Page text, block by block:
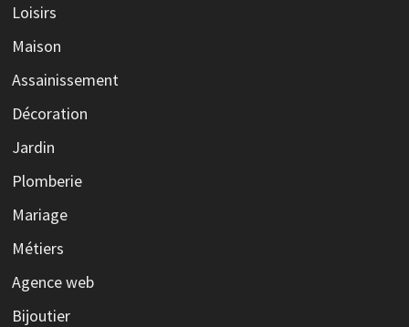
Loisirs
Maison
Assainissement
Décoration
Jardin
Plomberie
Mariage
Métiers
Agence web
Bijoutier